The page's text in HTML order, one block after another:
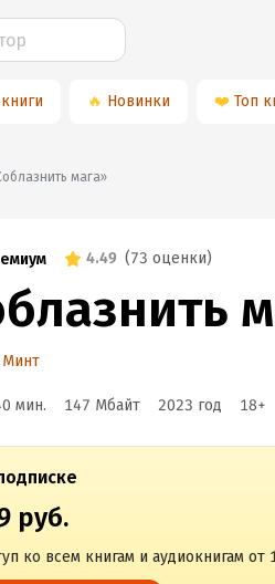
🔥 Новинки ❤️ Топ
мага»
4.49 (73 оценки)
мин. 147 Мбайт 2023 год 18+
руб.
ко всем книгам и аудиокнигам от